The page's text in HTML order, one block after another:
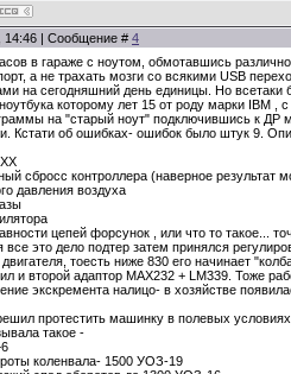
14:46 | Сообщение # 4
в гараже с ноутом, обмотавшись
а не трахать мозги со всякими USB
на сегодняшний день единицы. Но всетаки
которому лет 15 от роду марки
на "старый ноут" подключившись к ДР
Кстати об ошибках- ошибок было штук 9.
сбросс контроллера (наверное результат
давления воздуха
цепей форсунок , или что то такое...
все это дело подтер затем принялся
тоесть ниже 830 его начинает
и второй адаптор МАХ232 + LM339. Тоже
экскремента налицо- в хозяйстве
протестить машинку в полевых
такое -
коленвала- 1500 УОЗ-19